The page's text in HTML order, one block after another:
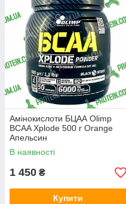
Амінокислоти БЦАА Olimp
BCAA Xplode 500 г Orange
Апельсин
В наявності
1 450 ₴
Купити